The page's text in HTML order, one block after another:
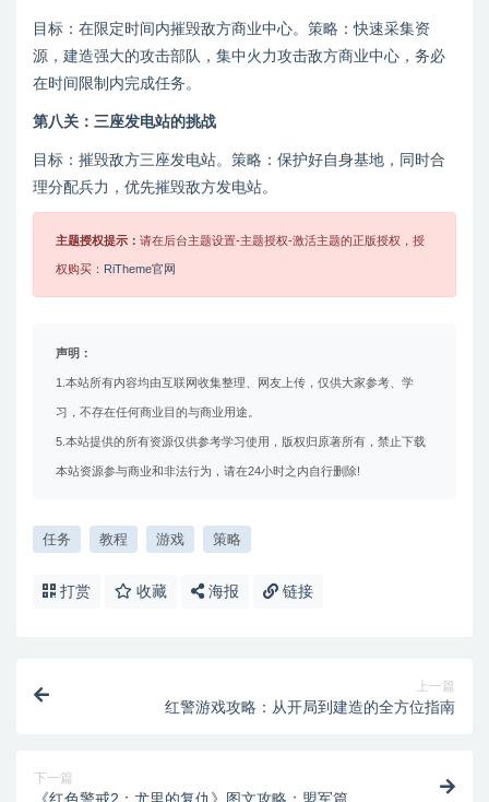
目标：在限定时间内摧毁敌方商业中心。策略：快速采集资
源，建造强大的攻击部队，集中火力攻击敌方商业中心，务必
在时间限制内完成任务。
第八关：三座发电站的挑战
目标：摧毁敌方三座发电站。策略：保护好自身基地，同时合
理分配兵力，优先摧毁敌方发电站。
主题授权提示： 请在后台主题设置-主题授权-激活主题的正版授权，授
权购买： RiTheme官网
声明：
1.本站所有内容均由互联网收集整理、网友上传，仅供大家参考、学
习，不存在任何商业目的与商业用途。
5.本站提供的所有资源仅供参考学习使用，版权归原著所有，禁止下载
本站资源参与商业和非法行为，请在24小时之内自行删除!
任务 教程 游戏 策略
打赏 收藏 海报 链接
上一篇
红警游戏攻略：从开局到建造的全方位指南
下一篇